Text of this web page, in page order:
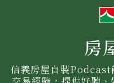
房
信義房屋自製Podcast